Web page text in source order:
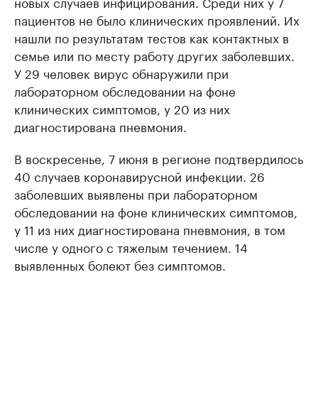
пациентов не было клинических проявлений. Их
нашли по результатам тестов как контактных в
семье или по месту работу других заболевших.
У 29 человек вирус обнаружили при
лабораторном обследовании на фоне
клинических симптомов, у 20 из них
диагностирована пневмония.
В воскресенье, 7 июня в регионе подтвердилось
40 случаев коронавирусной инфекции. 26
заболевших выявлены при лабораторном
обследовании на фоне клинических симптомов,
у 11 из них диагностирована пневмония, в том
числе у одного с тяжелым течением. 14
выявленных болеют без симптомов.